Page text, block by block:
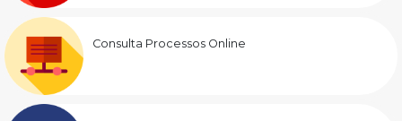
Consulta Processos Online